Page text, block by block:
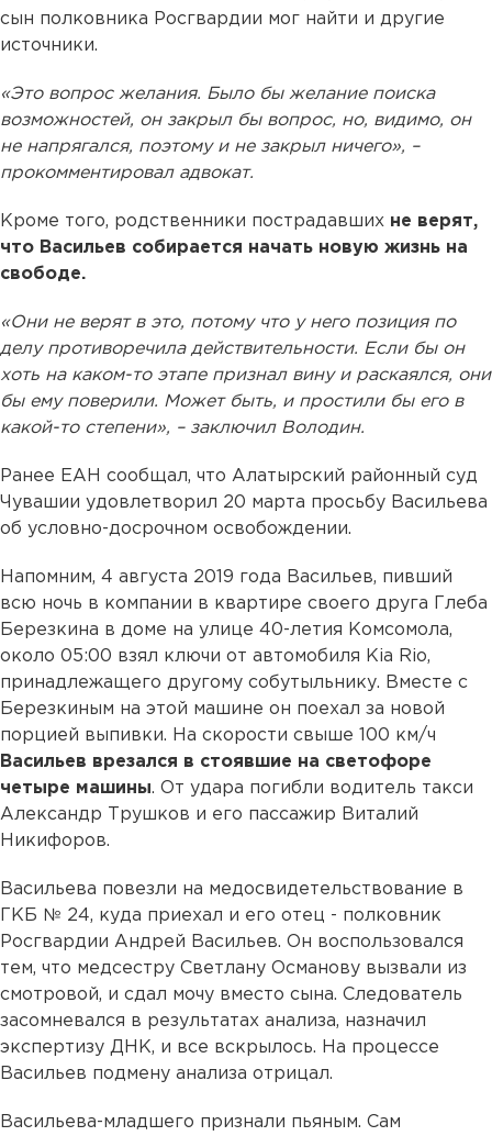
сын полковника Росгвардии мог найти и другие
источники.
«Это вопрос желания. Было бы желание поиска
возможностей, он закрыл бы вопрос, но, видимо, он
не напрягался, поэтому и не закрыл ничего», –
прокомментировал адвокат.
Кроме того, родственники пострадавших не верят,
что Васильев собирается начать новую жизнь на
свободе.
«Они не верят в это, потому что у него позиция по
делу противоречила действительности. Если бы он
хоть на каком-то этапе признал вину и раскаялся, они
бы ему поверили. Может быть, и простили бы его в
какой-то степени», – заключил Володин.
Ранее ЕАН сообщал, что Алатырский районный суд
Чувашии удовлетворил 20 марта просьбу Васильева
об условно-досрочном освобождении.
Напомним, 4 августа 2019 года Васильев, пивший
всю ночь в компании в квартире своего друга Глеба
Березкина в доме на улице 40-летия Комсомола,
около 05:00 взял ключи от автомобиля Kia Rio,
принадлежащего другому собутыльнику. Вместе с
Березкиным на этой машине он поехал за новой
порцией выпивки. На скорости свыше 100 км/ч
Васильев врезался в стоявшие на светофоре
четыре машины. От удара погибли водитель такси
Александр Трушков и его пассажир Виталий
Никифоров.
Васильева повезли на медосвидетельствование в
ГКБ № 24, куда приехал и его отец - полковник
Росгвардии Андрей Васильев. Он воспользовался
тем, что медсестру Светлану Османову вызвали из
смотровой, и сдал мочу вместо сына. Следователь
засомневался в результатах анализа, назначил
экспертизу ДНК, и все вскрылось. На процессе
Васильев подмену анализа отрицал.
Васильева-младшего признали пьяным. Сам